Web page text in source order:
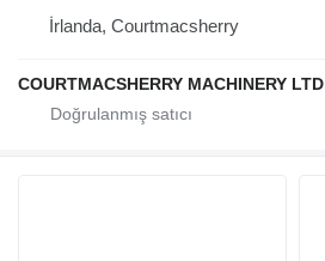
İrlanda, Courtmacsherry
COURTMACSHERRY MACHINERY LTD